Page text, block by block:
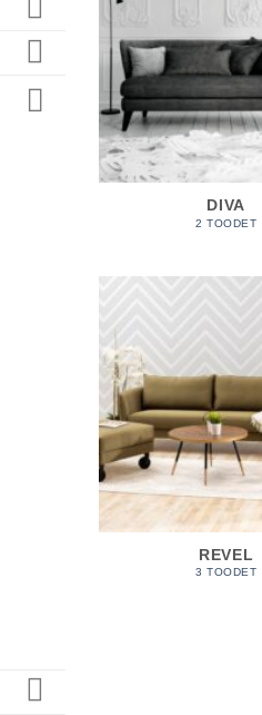
DIVA
2 TOODET
REVEL
3 TOODET